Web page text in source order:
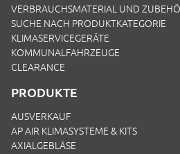
VERBRAUCHSMATERIAL UND
SUCHE NACH PRODUKTKATEGORIE
KLIMASERVICEGERÄTE
KOMMUNALFAHRZEUGE
CLEARANCE
PRODUKTE
AUSVERKAUF
AP AIR KLIMASYSTEME & KITS
AXIALGEBLÄSE